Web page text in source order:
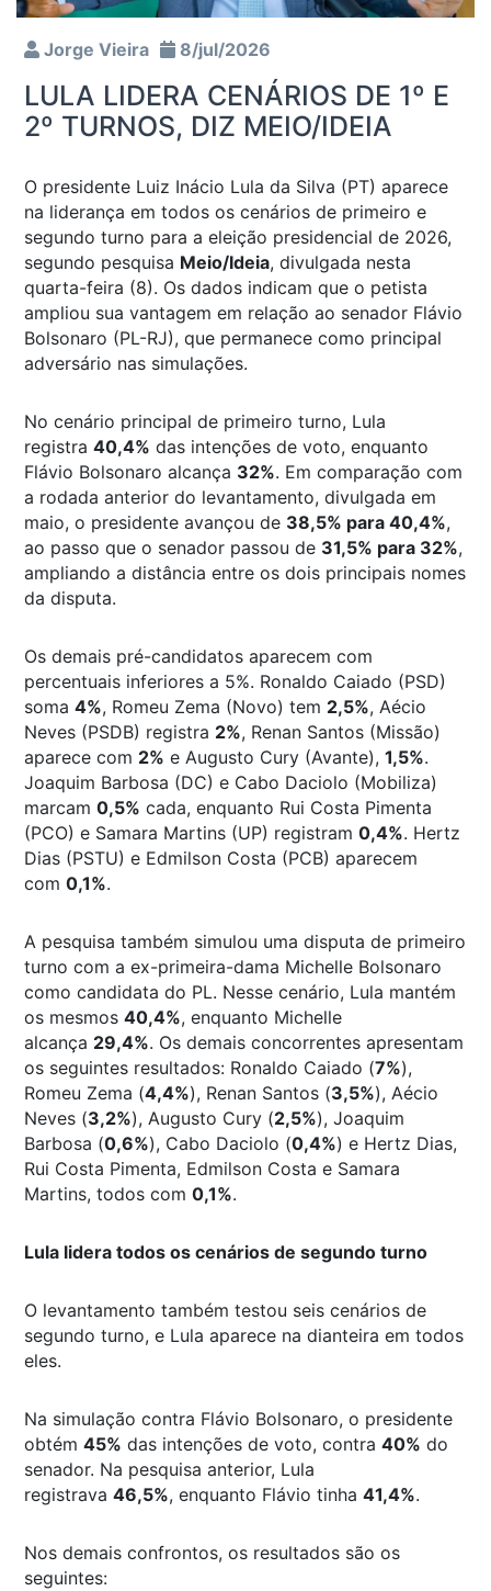
Jorge Vieira 8/jul/2026
LULA LIDERA CENÁRIOS DE 1º E
2º TURNOS, DIZ MEIO/IDEIA
O presidente Luiz Inácio Lula da Silva (PT) aparece
na liderança em todos os cenários de primeiro e
segundo turno para a eleição presidencial de 2026,
segundo pesquisa Meio/Ideia, divulgada nesta
quarta-feira (8). Os dados indicam que o petista
ampliou sua vantagem em relação ao senador Flávio
Bolsonaro (PL-RJ), que permanece como principal
adversário nas simulações.
No cenário principal de primeiro turno, Lula
registra 40,4% das intenções de voto, enquanto
Flávio Bolsonaro alcança 32%. Em comparação com
a rodada anterior do levantamento, divulgada em
maio, o presidente avançou de 38,5% para 40,4%,
ao passo que o senador passou de 31,5% para 32%,
ampliando a distância entre os dois principais nomes
da disputa.
Os demais pré-candidatos aparecem com
percentuais inferiores a 5%. Ronaldo Caiado (PSD)
soma 4%, Romeu Zema (Novo) tem 2,5%, Aécio
Neves (PSDB) registra 2%, Renan Santos (Missão)
aparece com 2% e Augusto Cury (Avante), 1,5%.
Joaquim Barbosa (DC) e Cabo Daciolo (Mobiliza)
marcam 0,5% cada, enquanto Rui Costa Pimenta
(PCO) e Samara Martins (UP) registram 0,4%. Hertz
Dias (PSTU) e Edmilson Costa (PCB) aparecem
com 0,1%.
A pesquisa também simulou uma disputa de primeiro
turno com a ex-primeira-dama Michelle Bolsonaro
como candidata do PL. Nesse cenário, Lula mantém
os mesmos 40,4%, enquanto Michelle
alcança 29,4%. Os demais concorrentes apresentam
os seguintes resultados: Ronaldo Caiado (7%),
Romeu Zema (4,4%), Renan Santos (3,5%), Aécio
Neves (3,2%), Augusto Cury (2,5%), Joaquim
Barbosa (0,6%), Cabo Daciolo (0,4%) e Hertz Dias,
Rui Costa Pimenta, Edmilson Costa e Samara
Martins, todos com 0,1%.
Lula lidera todos os cenários de segundo turno
O levantamento também testou seis cenários de
segundo turno, e Lula aparece na dianteira em todos
eles.
Na simulação contra Flávio Bolsonaro, o presidente
obtém 45% das intenções de voto, contra 40% do
senador. Na pesquisa anterior, Lula
registrava 46,5%, enquanto Flávio tinha 41,4%.
Nos demais confrontos, os resultados são os
seguintes: